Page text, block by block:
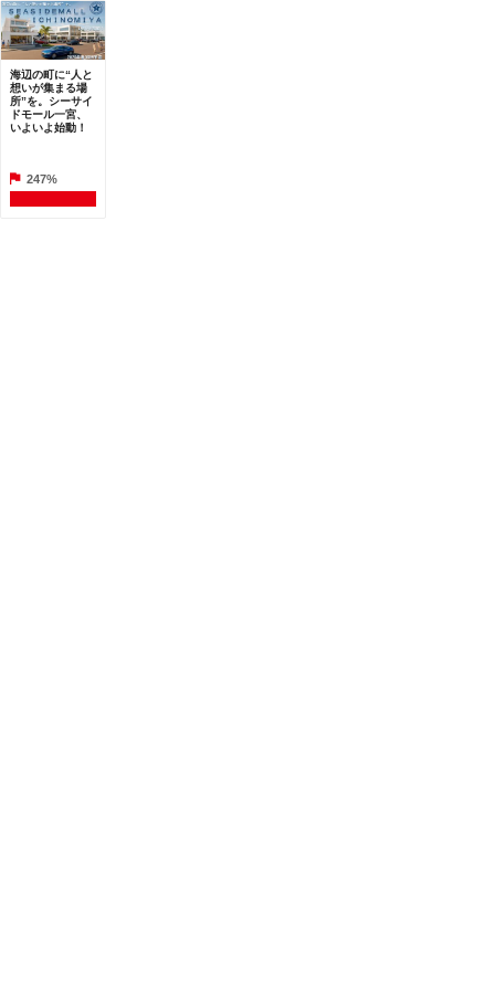
海辺の町に“人と
想いが集まる場
所”を。シーサイ
ドモール一宮、
いよいよ始動！
247%